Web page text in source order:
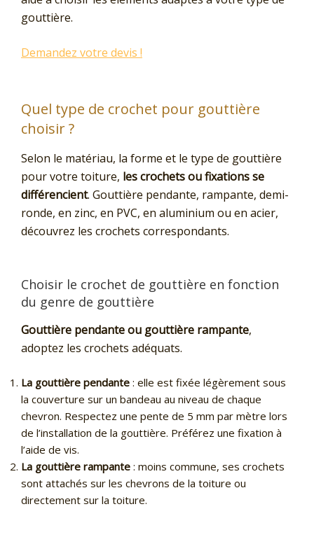
gouttière.
Demandez votre devis !
Quel type de crochet pour gouttière
choisir ?
Selon le matériau, la forme et le type de gouttière
pour votre toiture, les crochets ou fixations se
différencient. Gouttière pendante, rampante, demi-
ronde, en zinc, en PVC, en aluminium ou en acier,
découvrez les crochets correspondants.
Choisir le crochet de gouttière en fonction
du genre de gouttière
Gouttière pendante ou gouttière rampante,
adoptez les crochets adéquats.
La gouttière pendante : elle est fixée légèrement sous
la couverture sur un bandeau au niveau de chaque
chevron. Respectez une pente de 5 mm par mètre lors
de l’installation de la gouttière. Préférez une fixation à
l’aide de vis.
La gouttière rampante : moins commune, ses crochets
sont attachés sur les chevrons de la toiture ou
directement sur la toiture.